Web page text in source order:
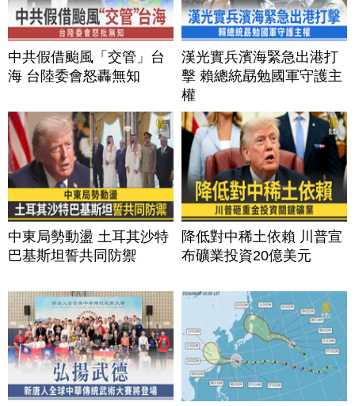
中共假借颱風「交管」台
海 台陸委會怒轟無知
漢光實兵濱海緊急出港打
擊 賴總統勗勉國軍守護主
權
中東局勢動盪 土耳其沙特
巴基斯坦誓共同防禦
降低對中稀土依賴 川普宣
布礦業投資20億美元